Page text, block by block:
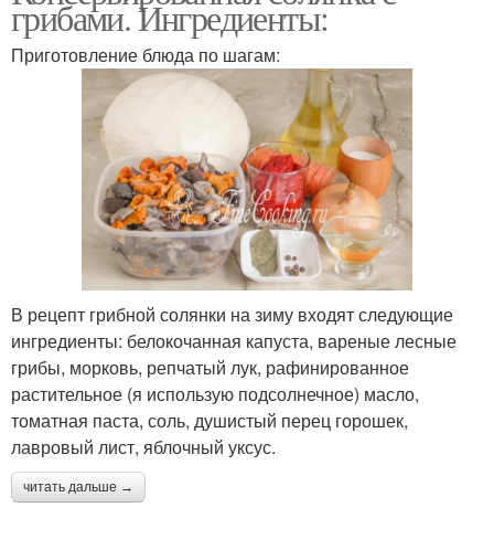
грибами. Ингредиенты:
Приготовление блюда по шагам:
В рецепт грибной солянки на зиму входят следующие
ингредиенты: белокочанная капуста, вареные лесные
грибы, морковь, репчатый лук, рафинированное
растительное (я использую подсолнечное) масло,
томатная паста, соль, душистый перец горошек,
лавровый лист, яблочный уксус.
читать дальше →